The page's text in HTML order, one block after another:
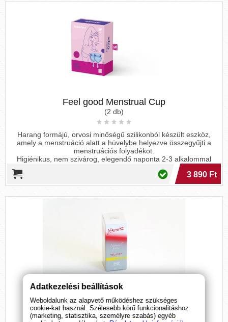
Feel good Menstrual Cup
(2 db)
Harang formájú, orvosi minőségű szilikonból készült eszköz,
amely a menstruáció alatt a hüvelybe helyezve összegyűjti a
menstruációs folyadékot.
Higiénikus, nem szivárog, elegendő naponta 2-3 alkalommal
üríteni, éjszaka és sportolás közben is használható. Tisztható, így
Bőrbarát, könnyen felhelyezhető, anyaga nem okoz irritációt
Felhelyezése egyszerű, a kehely szájának oldalát be kell nyomni,
majd a hüvelybe helyezni. ahol az magától kipattan.
A tisztításhoz langyos, szappanos víz ajánlott.
A csomagban 2 db kehely, 1 15ml-es és 1 20ml-es, valamint egy
antibakteriális tároló táska található.
15 év gyártói garanciával !
3 890 Ft
Hot Twilight Woman
(10, 50 ml)
Adatkezelési beállítások
Weboldalunk az alapvető működéshez szükséges
cookie-kat használ. Szélesebb körű funkcionalitáshoz
(marketing, statisztika, személyre szabás) egyéb